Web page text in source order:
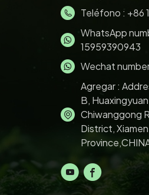
Teléfono : +86
WhatsApp
15959390943
Wechat
Agregar :
B,
Chiwanggong
District,